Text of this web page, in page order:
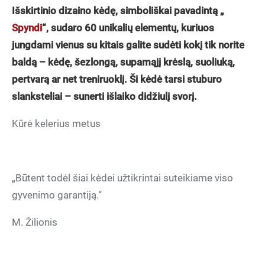
Išskirtinio dizaino kėdę, simboliškai pavadintą „
Spyndi“, sudaro 60 unikalių elementų, kuriuos
jungdami vienus su kitais galite sudėti kokį tik norite
baldą – kėdę, šezlongą, supamąjį krėslą, suoliuką,
pertvarą ar net treniruoklį. Ši kėdė tarsi stuburo
slanksteliai – sunerti išlaiko didžiulį svorį.
Kūrė kelerius metus
„Būtent todėl šiai kėdei užtikrintai suteikiame viso
gyvenimo garantiją.“
M. Žilionis